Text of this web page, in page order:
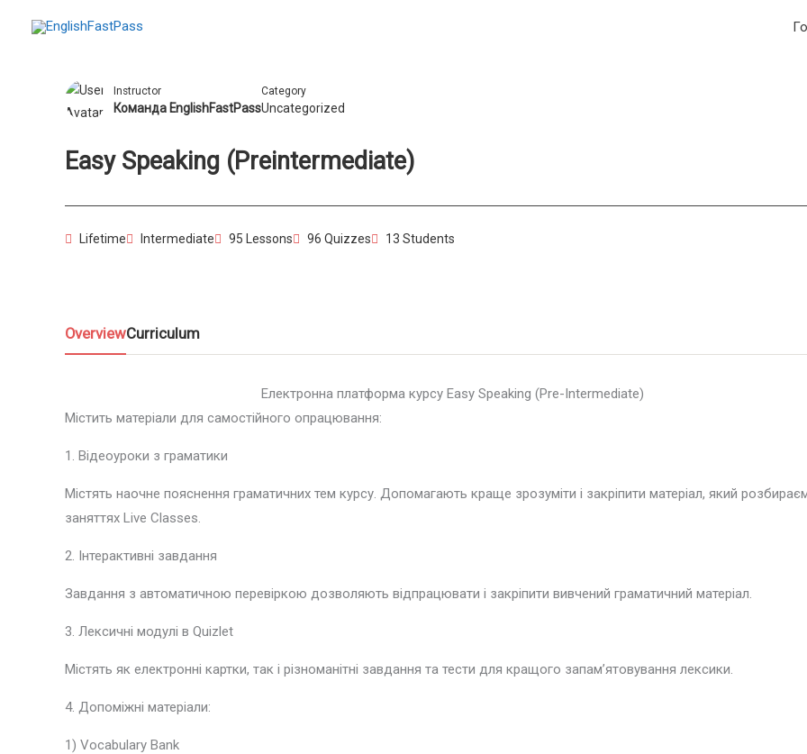
Instructor
Команда EnglishFastPass
Category
Uncategorized
Easy Speaking (Preintermediate)
Lifetime Intermediate 95 Lessons 96 Quizzes 13 Students
OverviewCurriculum
Електронна платформа курсу Easy Speaking (Pre-Intermediate)
Містить матеріали для самостійного опрацювання:
1. Відеоуроки з граматики
Містять наочне пояснення граматичних тем курсу. Допомагають краще зрозуміти і закріпити матеріал, який
заняттях Live Classes.
2. Інтерактивні завдання
Завдання з автоматичною перевіркою дозволяють відпрацювати і закріпити вивчений граматичний матеріал.
3. Лексичні модулі в Quizlet
Містять як електронні картки, так і різноманітні завдання та тести для кращого запам’ятовування лексики.
4. Допоміжні матеріали:
1) Vocabulary Bank